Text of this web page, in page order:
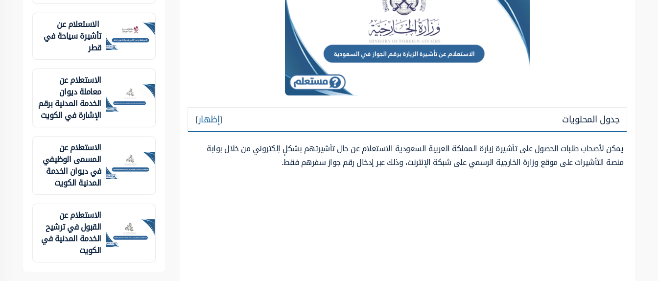
جدول المحتويات [إظهار]
يمكن لأصحاب طلبات الحصول على تأشيرة زيارة المملكة العربية السعودية الاستعلام عن حال تأشيرتهم بشكلٍ إلكتروني من خلال بوابة
منصة التأشيرات على موقع وزارة الخارجية الرسمي على شبكة الإنترنت، وذلك عبر إدخال رقم جواز سفرهم فقط.
الاستعلام عن
تأشيرة سياحة في
قطر
الاستعلام عن
معاملة ديوان
الخدمة المدنية برقم
الإشارة في الكويت
الاستعلام عن
المسمى الوظيفي
في ديوان الخدمة
المدنية الكويت
الاستعلام عن
القبول في ترشيح
الخدمة المدنية في
الكويت